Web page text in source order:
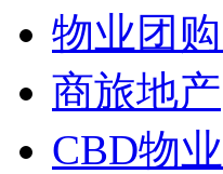
物业团
商旅地产
CBD物